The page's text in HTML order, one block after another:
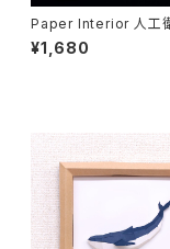
Paper Interior 人工
星 satellites and
¥1,680